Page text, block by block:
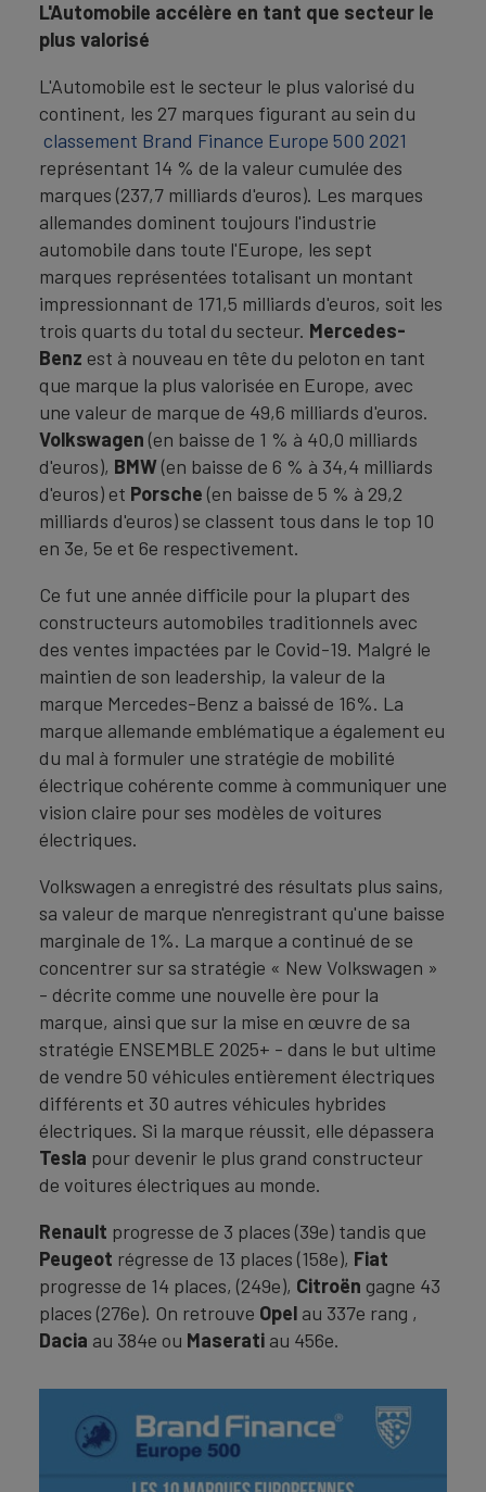
L'Automobile accélère en tant que secteur le
plus valorisé
L'Automobile est le secteur le plus valorisé du
continent, les 27 marques figurant au sein du
classement Brand Finance Europe 500 2021
représentant 14 % de la valeur cumulée des
marques (237,7 milliards d'euros). Les marques
allemandes dominent toujours l'industrie
automobile dans toute l'Europe, les sept
marques représentées totalisant un montant
impressionnant de 171,5 milliards d'euros, soit les
trois quarts du total du secteur. Mercedes-
Benz est à nouveau en tête du peloton en tant
que marque la plus valorisée en Europe, avec
une valeur de marque de 49,6 milliards d'euros.
Volkswagen (en baisse de 1 % à 40,0 milliards
d'euros), BMW(en baisse de 6 % à 34,4 milliards
d'euros) et Porsche (en baisse de 5 % à 29,2
milliards d'euros) se classent tous dans le top 10
en 3e, 5e et 6e respectivement.
Ce fut une année difficile pour la plupart des
constructeurs automobiles traditionnels avec
des ventes impactées par le Covid-19. Malgré le
maintien de son leadership, la valeur de la
marque Mercedes-Benz a baissé de 16%. La
marque allemande emblématique a également eu
du mal à formuler une stratégie de mobilité
électrique cohérente comme à communiquer une
vision claire pour ses modèles de voitures
électriques.
Volkswagen a enregistré des résultats plus sains,
sa valeur de marque n'enregistrant qu'une baisse
marginale de 1%. La marque a continué de se
concentrer sur sa stratégie « New Volkswagen »
- décrite comme une nouvelle ère pour la
marque, ainsi que sur la mise en œuvre de sa
stratégie ENSEMBLE 2025+ - dans le but ultime
de vendre 50 véhicules entièrement électriques
différents et 30 autres véhicules hybrides
électriques. Si la marque réussit, elle dépassera
Tesla pour devenir le plus grand constructeur
de voitures électriques au monde.
Renault progresse de 3 places (39e) tandis que
Peugeot régresse de 13 places (158e), Fiat
progresse de 14 places, (249e), Citroën gagne 43
places (276e). On retrouve Opel au 337e rang ,
Dacia au 384e ou Maserati au 456e.